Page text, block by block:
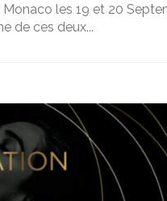
les 19 et 20
de ces deux...